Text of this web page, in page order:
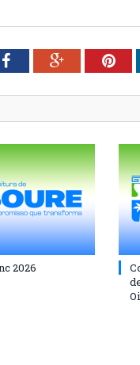
FacebookGoogle+
2026